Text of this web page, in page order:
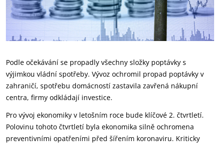
Podle očekávání se propadly všechny složky poptávky s
výjimkou vládní spotřeby. Vývoz ochromil propad poptávky v
zahraničí, spotřebu domácností zastavila zavřená nákupní
centra, firmy odkládají investice.
Pro vývoj ekonomiky v letošním roce bude klíčové 2. čtvrtletí.
Polovinu tohoto čtvrtletí byla ekonomika silně ochromena
preventivními opatřeními před šířením koronaviru. Kriticky